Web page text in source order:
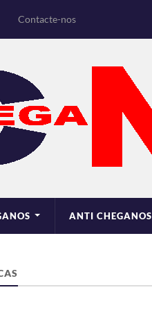
Contacte-nos
ANTI CHEGANOS